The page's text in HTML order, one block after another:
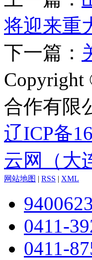
将迎来重
下一篇：
Copyright
合作有限
辽ICP备
云网（大
网站地图 | RSS | XML
0411-
0411-